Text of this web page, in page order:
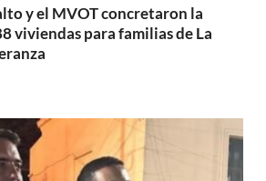
y el MVOT concretaron la
viviendas para familias de La